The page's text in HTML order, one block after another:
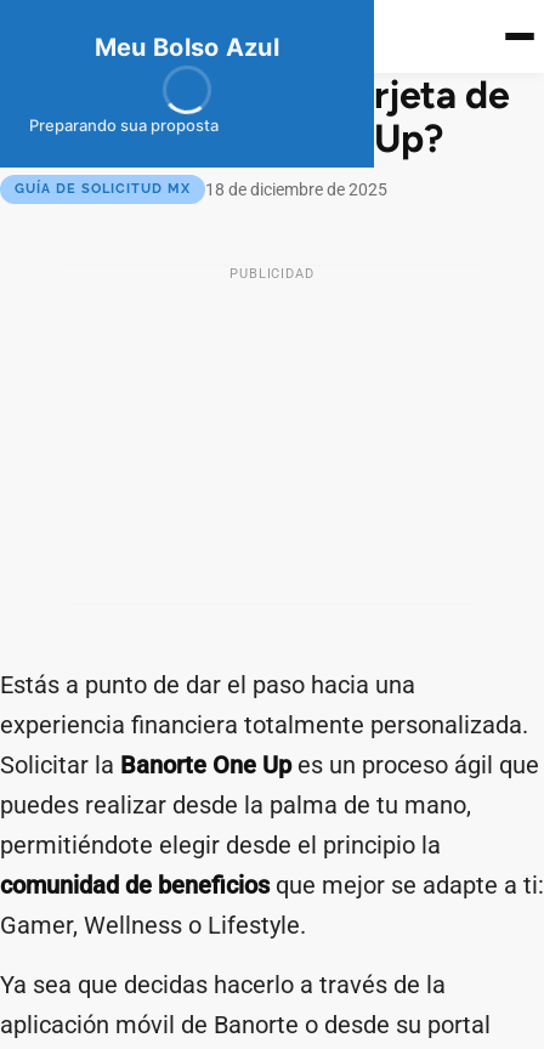
Meu Bolso Azul
Preparando sua proposta
meubolso Azul
¿Cómo solicitar un Tarjeta de
Crédito Banorte One Up?
GUÍA DE SOLICITUD MX 18 de diciembre de 2025
PUBLICIDAD
Estás a punto de dar el paso hacia una
experiencia financiera totalmente personalizada.
Solicitar la Banorte One Upes un proceso ágil que
puedes realizar desde la palma de tu mano,
permitiéndote elegir desde el principio la
comunidad de beneficiosque mejor se adapte a ti:
Gamer, Wellness o Lifestyle.
Ya sea que decidas hacerlo a través de la
aplicación móvil de Banorte o desde su portal